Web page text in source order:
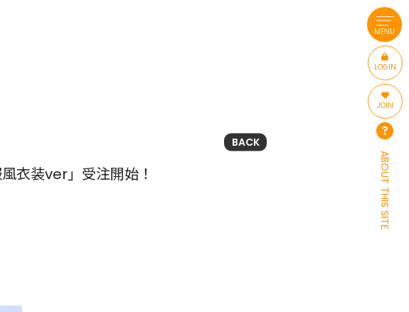
MENU
LOGIN
JOIN
ABOUT THIS SITE
BACK
衣装ver」受注開始！